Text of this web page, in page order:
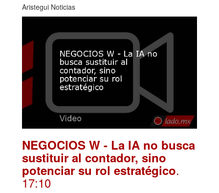
Aristegui Noticias
NEGOCIOS W - La IA no busca
sustituir al contador, sino
potenciar su rol estratégico.
17:10